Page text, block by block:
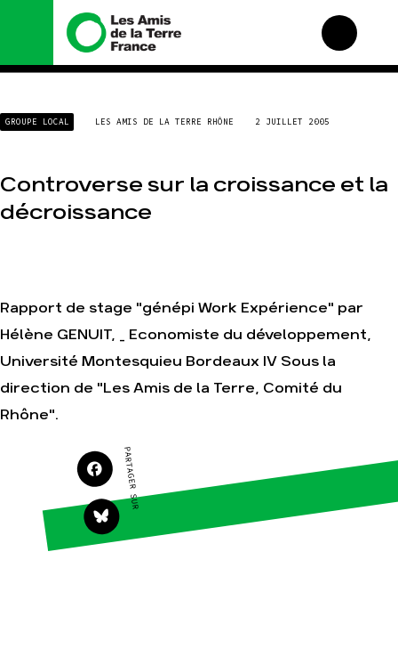
Nous connaître
Histoire
Missions et méthodes
Valeurs
Nos alliés
Je soutiens les Amis de
grand enfumage
Agir
S'engager sur le terrain
Agir au quotidien
Soutenir les campagnes
Transmettre tout ou
partie de son
Agriculture
GROUPE LOCAL LES AMIS DE LA TERRE RHÔNE 2 JUILLET 2005
Controverse sur la croissance et la
décroissance
Rapport de stage "génépi Work Expérience" par
Hélène GENUIT, _ Economiste du développement,
Université Montesquieu Bordeaux IV Sous la
direction de "Les Amis de la Terre, Comité du
Rhône".
PARTAGER SUR